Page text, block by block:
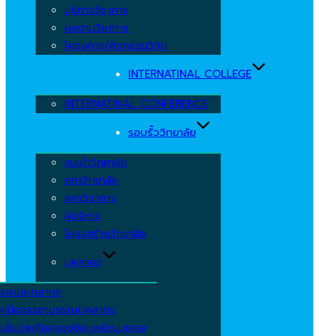
บริการวิชาการ
ผลงานวิชาการ
โครงการ/กิจกรรมวิจัย
INTERNATINAL COLLEGE
INTERNATINAL CONFERENCE
รอบรั้ววิทยาลัย
แนะนำวิทยาลัย
สภาวิทยาลัย
สภาวิชาการ
ผู้บริหาร
โครงสร้างวิทยาลัย
บุคลากร
ระบบบุคลากร
คู่มือจรรยาบรรณบุคลากร
นโยบายคุ้มครองข้อมูลส่วนบุคคล